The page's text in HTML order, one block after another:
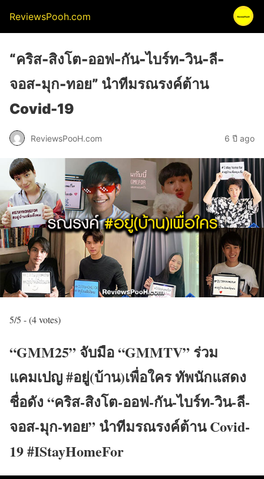
ReviewsPooh.com
“คริส-สิงโต-ออฟ-กัน-ไบร์ท-วิน-ลี-
จอส-มุก-ทอย” นำทีมรณรงค์ต้าน
Covid-19
ReviewsPooH.com 6 ปี ago
5/5 - (4 votes)
“GMM25” จับมือ “GMMTV” ร่วม
แคมเปญ #อยู่(บ้าน)เพื่อใคร ทัพนักแสดง
ชื่อดัง “คริส-สิงโต-ออฟ-กัน-ไบร์ท-วิน-ลี-
จอส-มุก-ทอย” นำทีมรณรงค์ต้าน Covid-
19 #IStayHomeFor